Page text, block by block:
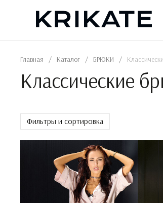
Главная / Каталог / БРЮКИ /
Классические
Фильтры и сортировка